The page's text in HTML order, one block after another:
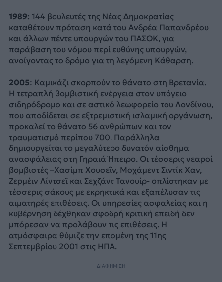
1989: 144 βουλευτές της Νέας Δημοκρατίας
καταθέτουν πρόταση κατά του Ανδρέα Παπανδρέου
και άλλων πέντε υπουργών του ΠΑΣΟΚ, για
παράβαση του νόμου περί ευθύνης υπουργών,
ανοίγοντας το δρόμο για τη λεγόμενη Κάθαρση.
2005: Καμικάζι σκορπούν το θάνατο στη Βρετανία.
Η τετραπλή βομβιστική ενέργεια στον υπόγειο
σιδηρόδρομο και σε αστικό λεωφορείο του Λονδίνου,
που αποδίδεται σε εξτρεμιστική ισλαμική οργάνωση,
προκαλεί το θάνατο 56 ανθρώπων και τον
τραυματισμό περίπου 700. Παράλληλα
δημιουργείται το μεγαλύτερο δυνατόν αίσθημα
ανασφάλειας στη Γηραιά Ήπειρο. Οι τέσσερις νεαροί
βομβιστές –Χασίμπ Χουσεΐν, Μοχάμεντ Σιντίκ Χαν,
Ζερμέιν Λίντσεϊ και Σεχζάντ Τανουίρ- οπλίστηκαν με
τέσσερις σάκους με εκρηκτικά και εξαπέλυσαν τις
αιματηρές επιθέσεις. Οι υπηρεσίες ασφαλείας και η
κυβέρνηση δέχθηκαν σφοδρή κριτική επειδή δεν
μπόρεσαν να προλάβουν τις επιθέσεις. Η
ατμόσφαιρα θύμιζε την επομένη της 11ης
Σεπτεμβρίου 2001 στις ΗΠΑ.
ΔΙΑΦΗΜΙΣΗ